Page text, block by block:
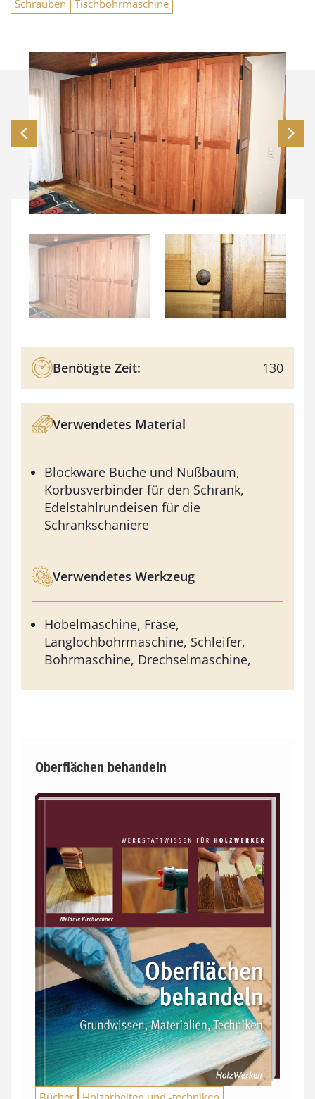
Schrauben
Tischbohrmaschine
Benötigte Zeit: 130
Verwendetes Material
Blockware Buche und Nußbaum,
Korbusverbinder für den Schrank,
Edelstahlrundeisen für die
Schrankschaniere
Verwendetes Werkzeug
Hobelmaschine, Fräse,
Langlochbohrmaschine, Schleifer,
Bohrmaschine, Drechselmaschine,
Oberflächen behandeln